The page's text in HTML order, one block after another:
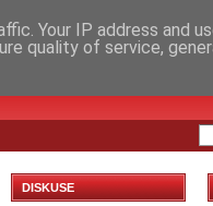
DISKUSE
Your IP address and
quality of service,